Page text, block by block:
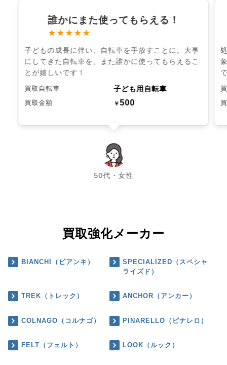
誰かにまた使ってもらえる！
★★★★★
子どもの成長に伴い、自転車を手放すことに。大事
にしてきた自転車を、また誰かに使ってもらえるこ
とが嬉しいです！
買取自転車 子ども用自転車
買取金額 ￥500
50代・女性
chevron_left chevron_right
買取強化メーカー
BIANCHI（ビアンキ）
SPECIALIZED（スペシャ
ライズド）
TREK（トレック） ANCHOR（アンカー）
COLNAGO（コルナゴ） PINARELLO（ピナレロ）
FELT（フェルト） LOOK（ルック）